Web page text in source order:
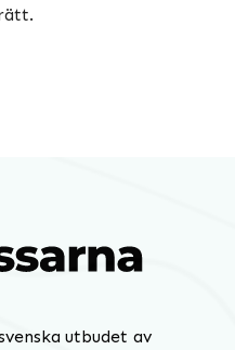
utbudet av